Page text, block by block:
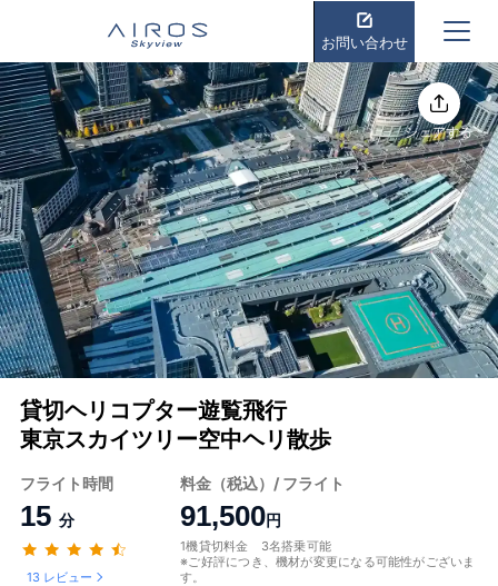
お問い合わせ
シェアする
貸切ヘリコプター遊覧飛行
東京スカイツリー空中ヘリ散歩
フライト時間
15 分
13 レビュー
料金（税込）/ フライト
91,500円
1機貸切料金 3名搭乗可能
※ご好評につき、機材が変更になる可能性がございま
す。